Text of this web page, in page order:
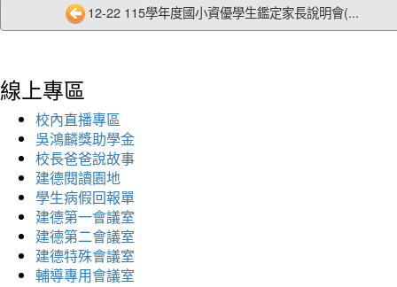
12-22 115學年度國小資優學生鑑定家長說明會(...
線上專區
校內直播專區
吳鴻麟獎助學金
校長爸爸說故事
建德閱讀園地
學生病假回報單
建德第一會議室
建德第二會議室
建德特殊會議室
輔導專用會議室